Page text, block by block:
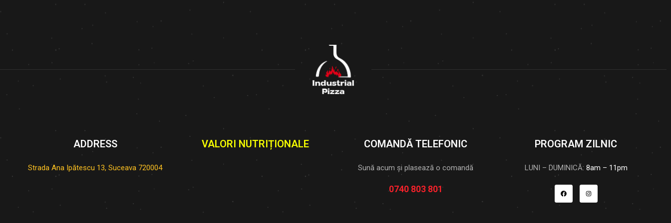
ADDRESS
Strada Ana Ipătescu 13, Suceava 720004
VALORI NUTRIȚIONALE COMANDĂ TELEFONIC
Sună acum și plasează o comandă
0740 803 801
PROGRAM ZILNIC
LUNI – DUMINICĂ: 8am – 11pm